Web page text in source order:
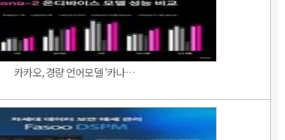
카카오, 경량 언어모델 ‘카나…